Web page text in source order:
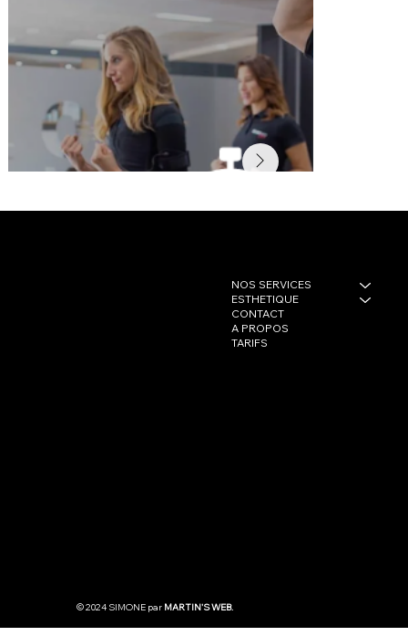
NOS SERVICES
ESTHETIQUE
CONTACT
A PROPOS
TARIFS
© 2024 SIMONE par MARTIN'S WEB.